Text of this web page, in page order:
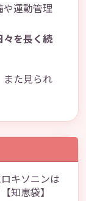
や運動管理
々を長く続
また見られ
キソニンは
知恵袋】